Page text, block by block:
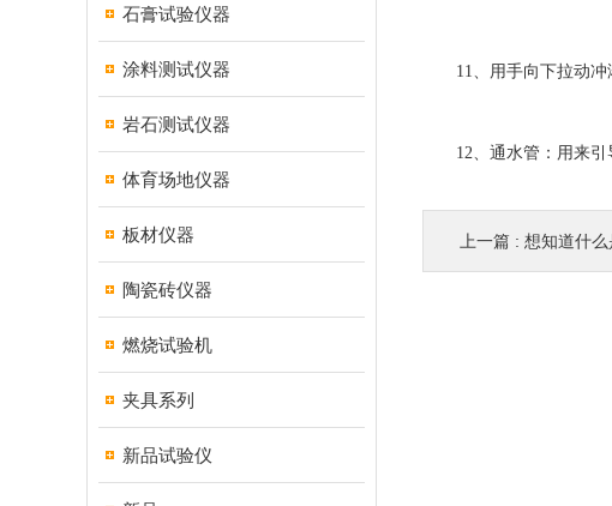
石膏试验仪器
涂料测试仪器
岩石测试仪器
体育场地仪器
板材仪器
陶瓷砖仪器
燃烧试验机
夹具系列
新品试验仪
11、用手向下拉动冲淋
12、通水管：用来引
上一篇 : 想知道什么是